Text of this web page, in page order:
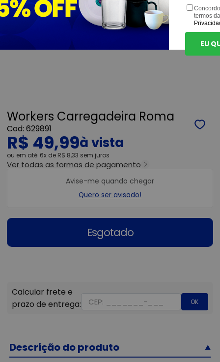
Workers Carregadeira Roma
629891
R$ 49,99
ou 6x de R$ 8,33 sem juros
Ver todas as formas de pagamento
Esgotado
Avise-me quando chegar
Quero ser avisado!
OK
Descrição do produto
termos
EU